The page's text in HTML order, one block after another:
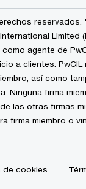
Limited
agente de
a clientes.
así como
Ninguna firma
las otras firmas
firma miembro o
de cookies